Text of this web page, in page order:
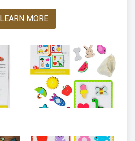
LEARN MORE